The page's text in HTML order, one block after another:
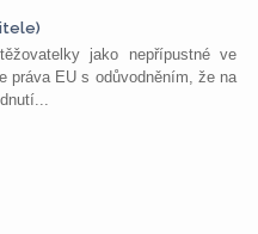
jako nepřípustné ve
práva EU s odůvodněním, že na